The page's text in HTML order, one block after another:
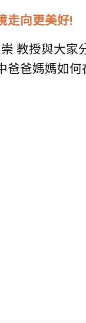
走向更美好!
教授與大
爸爸媽媽如